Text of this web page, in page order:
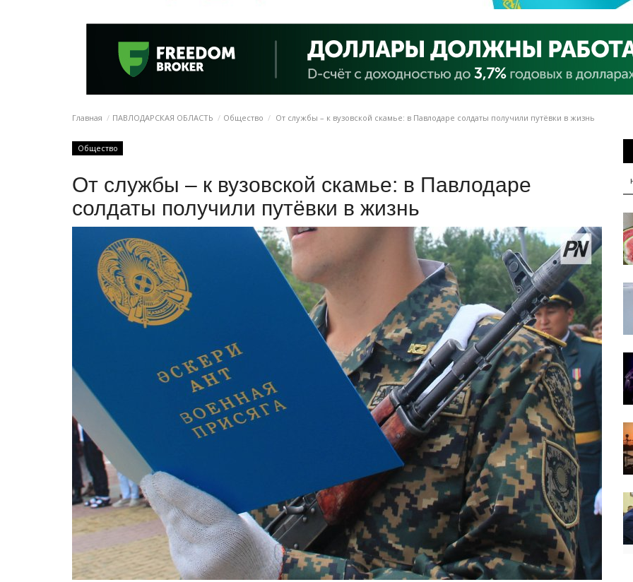
Главная ПАВЛОДАРСКАЯ ОБЛАСТЬ Общество От службы – к вузовской скамье: в Павлодаре солдаты получили путёвки в жизнь
Общество
От службы – к вузовской скамье: в Павлодаре
солдаты получили путёвки в жизнь